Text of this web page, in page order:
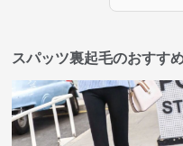
スパッツ裏起毛のおすす